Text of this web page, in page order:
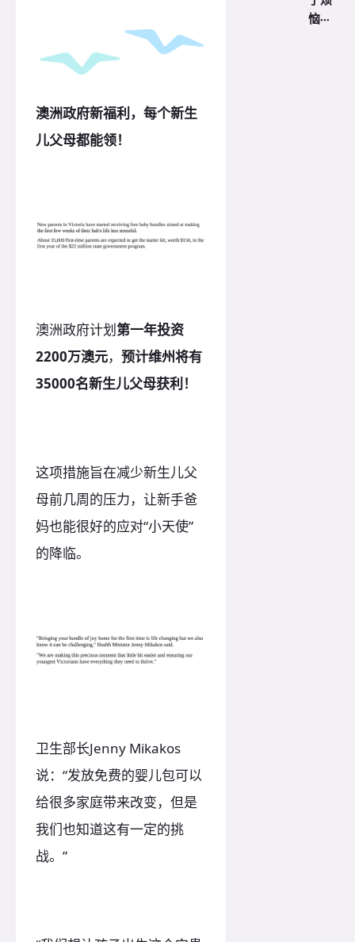
澳洲政府新福利，每个新生
儿父母都能领！
澳洲政府计划第一年投资
2200万澳元， 预计维州将有
35000名新生儿父母获利！
这项措施旨在减少新生儿父
母前几周的压力，让新手爸
妈也能很好的应对“小天使”
的降临。
卫生部长Jenny Mikakos
说：“发放免费的婴儿包可以
给很多家庭带来改变，但是
我们也知道这有一定的挑
战。”
恼···